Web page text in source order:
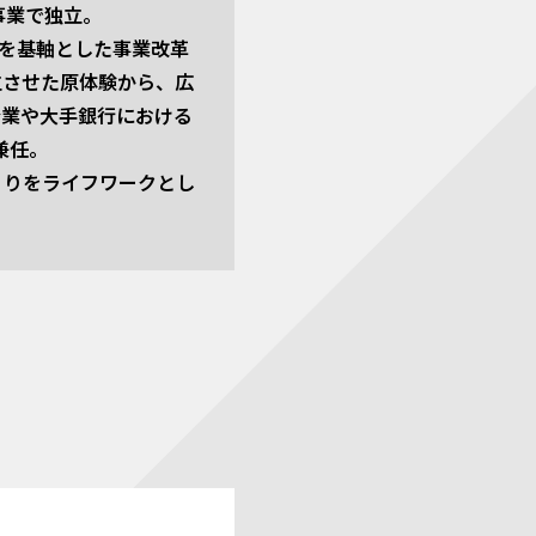
で独立。
基軸とした事業改革
せた原体験から、広
や大手銀行における
。
をライフワークとし